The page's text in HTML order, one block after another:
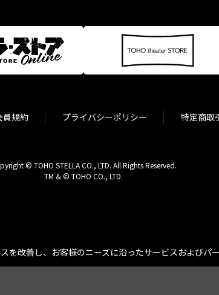
員規約 プライバシーポリシー 特定商取
© TOHO STELLA CO., LTD. All Rights Reserved.
TM & © TOHO CO., LTD.
改善し、お客様のニーズに沿ったサービスおよび